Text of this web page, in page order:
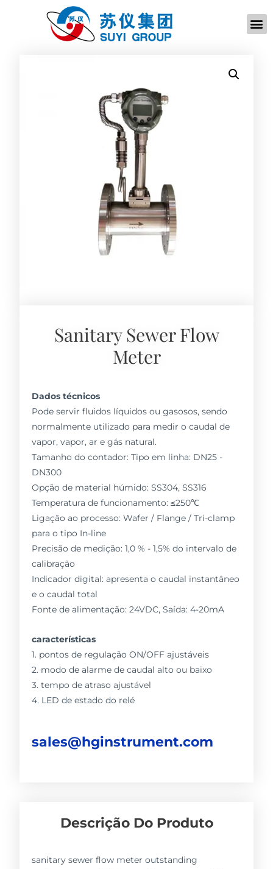
Sanitary Sewer Flow
Meter
Dados técnicos
Pode servir fluidos líquidos ou gasosos, sendo
normalmente utilizado para medir o caudal de
vapor, vapor, ar e gás natural.
Tamanho do contador: Tipo em linha: DN25 -
DN300
Opção de material húmido: SS304, SS316
Temperatura de funcionamento: ≤250℃
Ligação ao processo: Wafer / Flange / Tri-clamp
para o tipo In-line
Precisão de medição: 1,0 % - 1,5% do intervalo de
calibração
Indicador digital: apresenta o caudal instantâneo
e o caudal total
Fonte de alimentação: 24VDC, Saída: 4-20mA
características
1. pontos de regulação ON/OFF ajustáveis
2. modo de alarme de caudal alto ou baixo
3. tempo de atraso ajustável
4. LED de estado do relé
sales@hginstrument.com
Descrição Do Produto
sanitary sewer flow meter outstanding